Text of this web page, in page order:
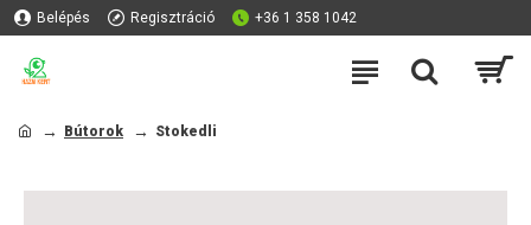
Belépés Regisztráció +36 1 358 1042
Bútorok Stokedli